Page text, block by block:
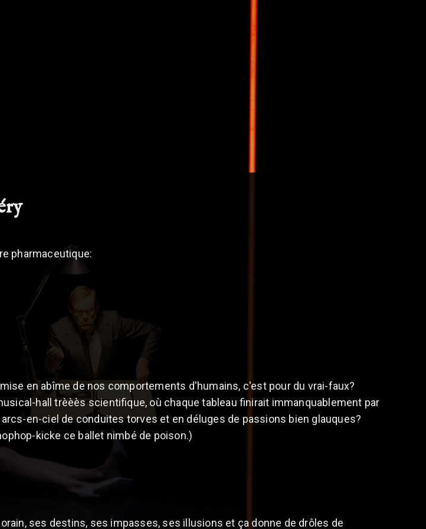
pharmaceutique:
en abîme de nos comportements d'humains, c'est pour du vrai-faux?
hall trèèès scientifique, où chaque tableau finirait immanquablement par
en-ciel de conduites torves et en déluges de passions bien glauques?
kicke ce ballet nimbé de poison.)
ses destins, ses impasses, ses illusions et ça donne de drôles de